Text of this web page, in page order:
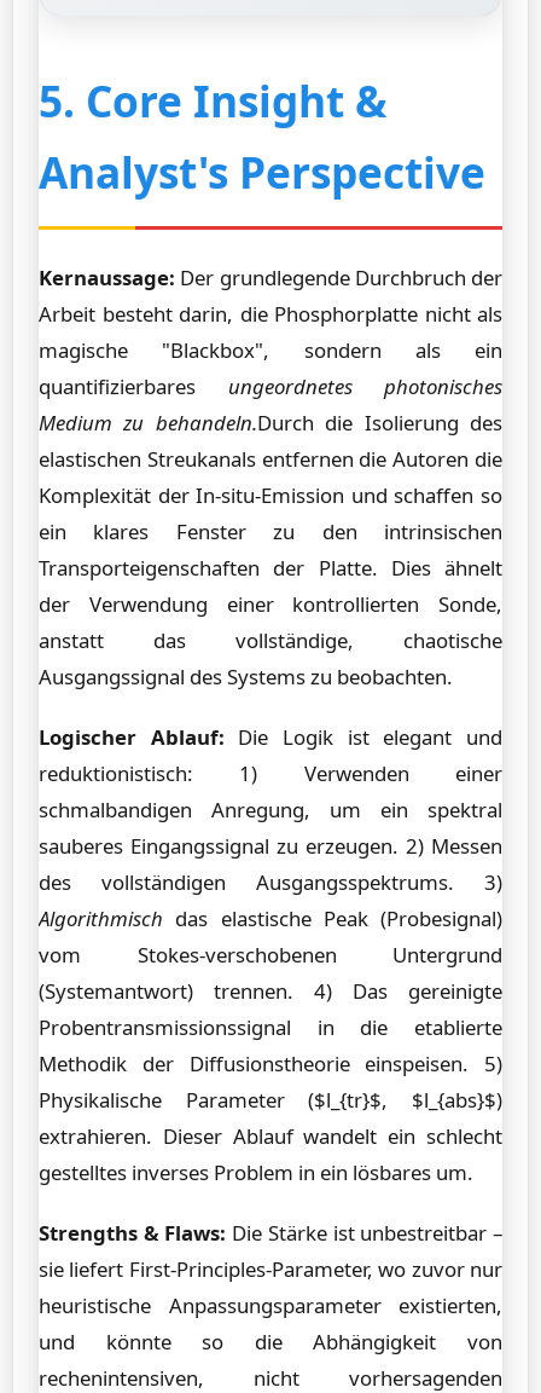
5. Core Insight &
Analyst's Perspective
Kernaussage: Der grundlegende Durchbruch der
Arbeit besteht darin, die Phosphorplatte nicht als
magische "Blackbox", sondern als ein
quantifizierbares ungeordnetes photonisches
Medium zu behandeln.Durch die Isolierung des
elastischen Streukanals entfernen die Autoren die
Komplexität der In-situ-Emission und schaffen so
ein klares Fenster zu den intrinsischen
Transporteigenschaften der Platte. Dies ähnelt
der Verwendung einer kontrollierten Sonde,
anstatt das vollständige, chaotische
Ausgangssignal des Systems zu beobachten.
Logischer Ablauf: Die Logik ist elegant und
reduktionistisch: 1) Verwenden einer
schmalbandigen Anregung, um ein spektral
sauberes Eingangssignal zu erzeugen. 2) Messen
des vollständigen Ausgangsspektrums. 3)
Algorithmisch das elastische Peak (Probesignal)
vom Stokes-verschobenen Untergrund
(Systemantwort) trennen. 4) Das gereinigte
Probentransmissionssignal in die etablierte
Methodik der Diffusionstheorie einspeisen. 5)
Physikalische Parameter ($l_{tr}$, $l_{abs}$)
extrahieren. Dieser Ablauf wandelt ein schlecht
gestelltes inverses Problem in ein lösbares um.
Strengths & Flaws: Die Stärke ist unbestreitbar –
sie liefert First-Principles-Parameter, wo zuvor nur
heuristische Anpassungsparameter existierten,
und könnte so die Abhängigkeit von
rechenintensiven, nicht vorhersagenden